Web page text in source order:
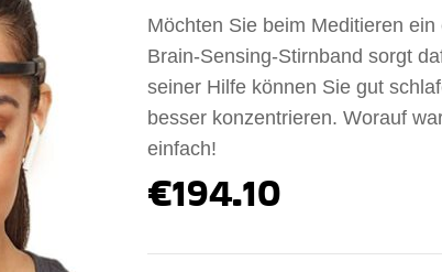
Möchten Sie beim Meditieren
Brain-Sensing-Stirnband sorgt
seiner Hilfe können Sie gut
besser konzentrieren. Worauf
einfach!
€194.10